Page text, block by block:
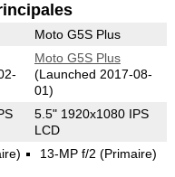
Moto G5S Plus
Moto G5S Plus
(Launched 2017-08-
01)
5.5" 1920x1080 IPS
LCD
13-MP f/2 (Primaire)